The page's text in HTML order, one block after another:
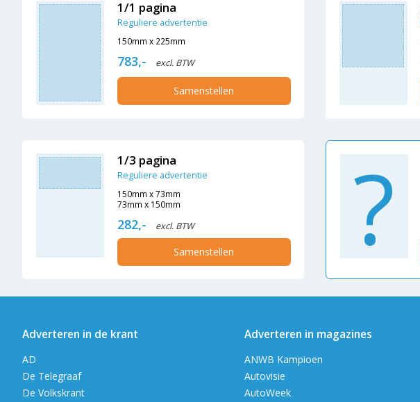
1/1 pagina
Reguliere advertentie
150mm x 225mm
783,- excl. BTW
Samenstellen
1/3 pagina
Reguliere advertentie
150mm x 73mm
73mm x 150mm
282,- excl. BTW
Samenstellen ?
Adverteren in de krant
AD
De Telegraaf
De Volkskrant
Adverteren in magazines
ANWB Kampioen
Autovisie
AutoWeek